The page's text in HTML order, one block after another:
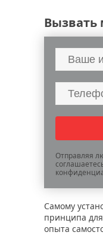
Вызвать
Отправляя
Самому
принципа
опыта